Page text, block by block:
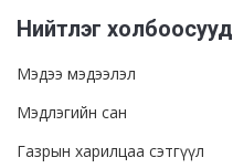
Нийтлэг холбоосууд
Мэдээ мэдээлэл
Мэдлэгийн сан
Газрын харилцаа сэтгүүл